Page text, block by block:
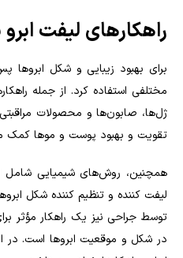
راهکارهای لیفت
برای بهبود زیبایی و شکل ابروها
مختلفی استفاده کرد. از جمله
ژل‌ها، صابون‌ها و محصولات
تقویت و بهبود پوست و موها کمک
همچنین، روش‌های شیمیایی شامل
لیفت کننده و تنظیم کننده شکل
توسط جراحی نیز یک راهکار مؤثر
در شکل و موقعیت ابروها است. در